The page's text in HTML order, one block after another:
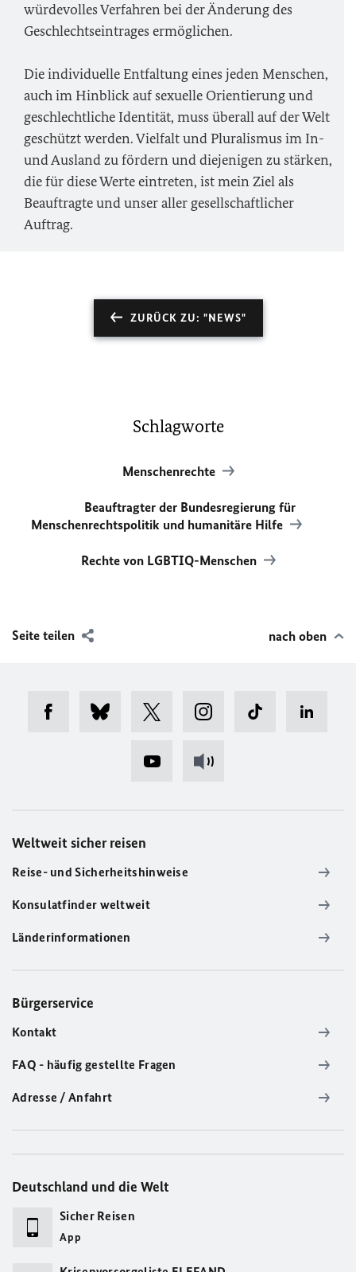
würdevolles Verfahren bei der Änderung des
Geschlechtseintrages ermöglichen.
Die individuelle Entfaltung eines jeden Menschen,
auch im Hinblick auf sexuelle Orientierung und
geschlechtliche Identität, muss überall auf der Welt
geschützt werden. Vielfalt und Pluralismus im In-
und Ausland zu fördern und diejenigen zu stärken,
die für diese Werte eintreten, ist mein Ziel als
Beauftragte und unser aller gesellschaftlicher
Auftrag.
ZURÜCK ZU: "NEWS"
Schlagworte
Menschenrechte
Beauftragter der Bundesregierung für
Menschenrechtspolitik und humanitäre Hilfe
Rechte von LGBTIQ-Menschen
Seite teilen nach oben
Weltweit sicher reisen
Reise- und Sicherheitshinweise
Konsulatfinder weltweit
Länderinformationen
Bürgerservice
Kontakt
FAQ - häufig gestellte Fragen
Adresse / Anfahrt
Deutschland und die Welt
Sicher Reisen
App